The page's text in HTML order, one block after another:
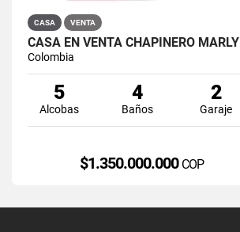
CASA VENTA
CASA EN VENTA CHAPINERO MARLY
Colombia
5
Alcobas
4
Baños
2
Garaje
$1.350.000.000 COP